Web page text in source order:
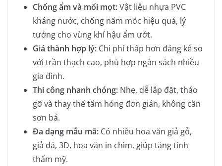
Chống ẩm và mối mọt:Vật liệu nhựa PVC
kháng nước, chống nấm mốc hiệu quả, lý
tưởng cho vùng khí hậu ẩm ướt.
Giá thành hợp lý: Chi phí thấp hơn đáng kể so
với trần thạch cao, phù hợp ngân sách nhiều
gia đình.
Thi công nhanh chóng: Nhẹ, dễ lắp đặt, tháo
gỡ và thay thế tấm hỏng đơn giản, không cần
sơn bả.
Đa dạng mẫu mã: Có nhiều hoa văn giả gỗ,
giả đá, 3D, hoa văn in chìm, giúp tăng tính
thẩm mỹ.